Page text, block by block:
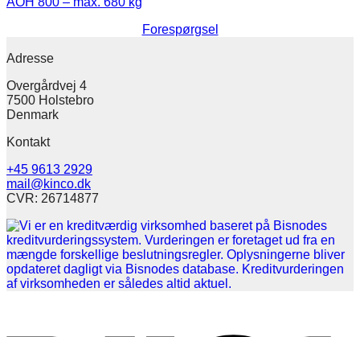
Forespørgsel
Adresse
Overgårdvej 4
7500 Holstebro
Denmark
Kontakt
+45 9613 2929
mail@kinco.dk
CVR: 26714877